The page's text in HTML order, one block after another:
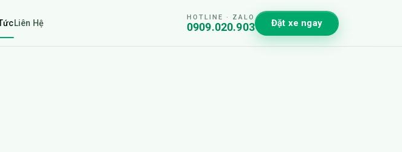
Liên Hệ
HOTLINE · ZALO
0909.020.903 Đặt xe ngay